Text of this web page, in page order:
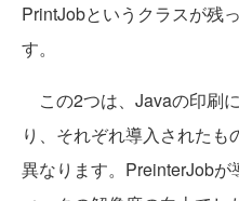
PrintJobというクラスが残
す。
この2つは、Javaの印刷
り、それぞれ導入された
異なります。PreinterJob